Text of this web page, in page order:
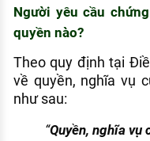
Người yêu cầu
quyền nào?
Theo quy định tại
về quyền, nghĩa vụ
như sau:
“Quyền, nghĩa vụ